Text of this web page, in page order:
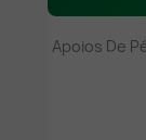
Apoios De